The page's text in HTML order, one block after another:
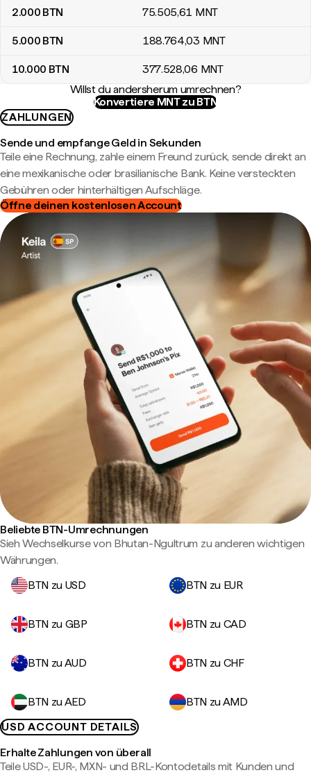
2.000 BTN 75.505,61 MNT
5.000 BTN 188.764,03 MNT
10.000 BTN 377.528,06 MNT
Willst du andersherum umrechnen?
Konvertiere MNT zu BTN
ZAHLUNGEN
Sende und empfange Geld in Sekunden
Teile eine Rechnung, zahle einem Freund zurück, sende direkt an
eine mexikanische oder brasilianische Bank. Keine versteckten
Gebühren oder hinterhältigen Aufschläge.
Öffne deinen kostenlosen Account
Beliebte BTN-Umrechnungen
Sieh Wechselkurse von Bhutan-Ngultrum zu anderen wichtigen
Währungen.
BTN zu USD
BTN zu EUR
BTN zu GBP BTN zu CAD
BTN zu AUD BTN zu CHF
BTN zu AED
BTN zu AMD
USD ACCOUNT DETAILS
Erhalte Zahlungen von überall
Teile USD-, EUR-, MXN- und BRL-Kontodetails mit Kunden und